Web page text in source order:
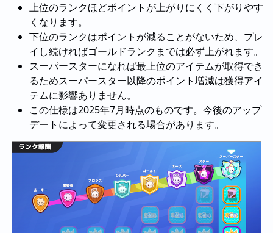
上位のランクほどポイントが上がりにくく下がりやす
くなります。
下位のランクはポイントが減ることがないため、プレ
イし続ければゴールドランクまでは必ず上がれます。
スーパースターになれば最上位のアイテムが取得でき
るためスーパースター以降のポイント増減は獲得アイ
テムに影響ありません。
この仕様は2025年7月時点のものです。今後のアップ
デートによって変更される場合があります。